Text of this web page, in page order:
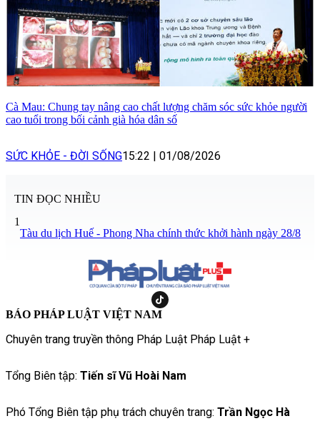
Cà Mau: Chung tay nâng cao chất lượng chăm sóc sức khỏe người
cao tuổi trong bối cảnh già hóa dân số
SỨC KHỎE - ĐỜI SỐNG15:22 | 01/08/2026
TIN ĐỌC NHIỀU
1
Tàu du lịch Huế - Phong Nha chính thức khởi hành ngày 28/8
BÁO PHÁP LUẬT VIỆT NAM
Chuyên trang truyền thông Pháp Luật Pháp Luật +
Tổng Biên tập: Tiến sĩ Vũ Hoài Nam
Phó Tổng Biên tập phụ trách chuyên trang: Trần Ngọc Hà